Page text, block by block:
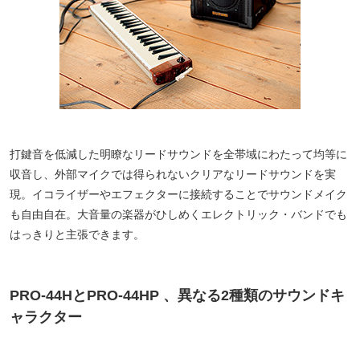
打鍵音を低減した明瞭なリードサウンドを全帯域にわたって均等に
収音し、外部マイクでは得られないクリアなリードサウンドを実
現。イコライザーやエフェクターに接続することでサウンドメイク
も自由自在。大音量の楽器がひしめくエレクトリック・バンドでも
はっきりと主張できます。
PRO-44HとPRO-44HP 、異なる2種類のサウンドキ
ャラクター